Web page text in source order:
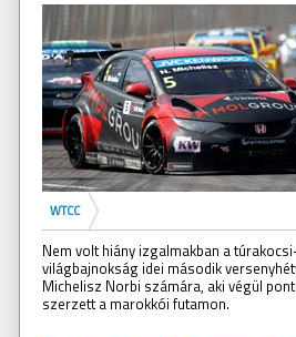
WTCC
Nem volt hiány izgalmakban a
világbajnokság idei második
Michelisz Norbi számára, aki végül
szerzett a marokkói futamon.